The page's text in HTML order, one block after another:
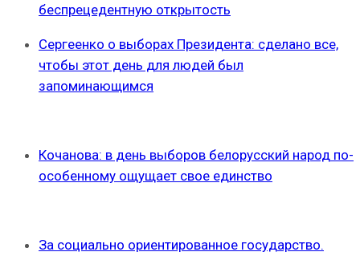
беспрецедентную открытость
Сергеенко о выборах Президента: сделано все,
чтобы этот день для людей был
запоминающимся
Кочанова: в день выборов белорусский народ по-
особенному ощущает свое единство
За социально ориентированное государство.